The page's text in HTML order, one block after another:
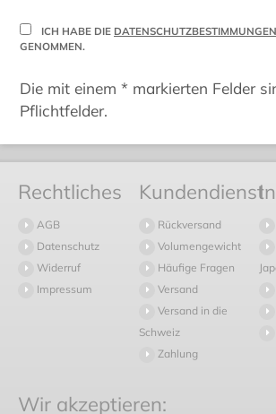
ICH HABE DIE DATENSCHUTZBESTIMMUNGEN
GENOMMEN.
Die mit einem * markierten Felder
Pflichtfelder.
Rechtliches
AGB
Datenschutz
Widerruf
Impressum
Kundendienst
Rückversand
Volumengewicht
Häufige Fragen
Versand
Versand in die
Schweiz
Zahlung
Wir akzeptieren: